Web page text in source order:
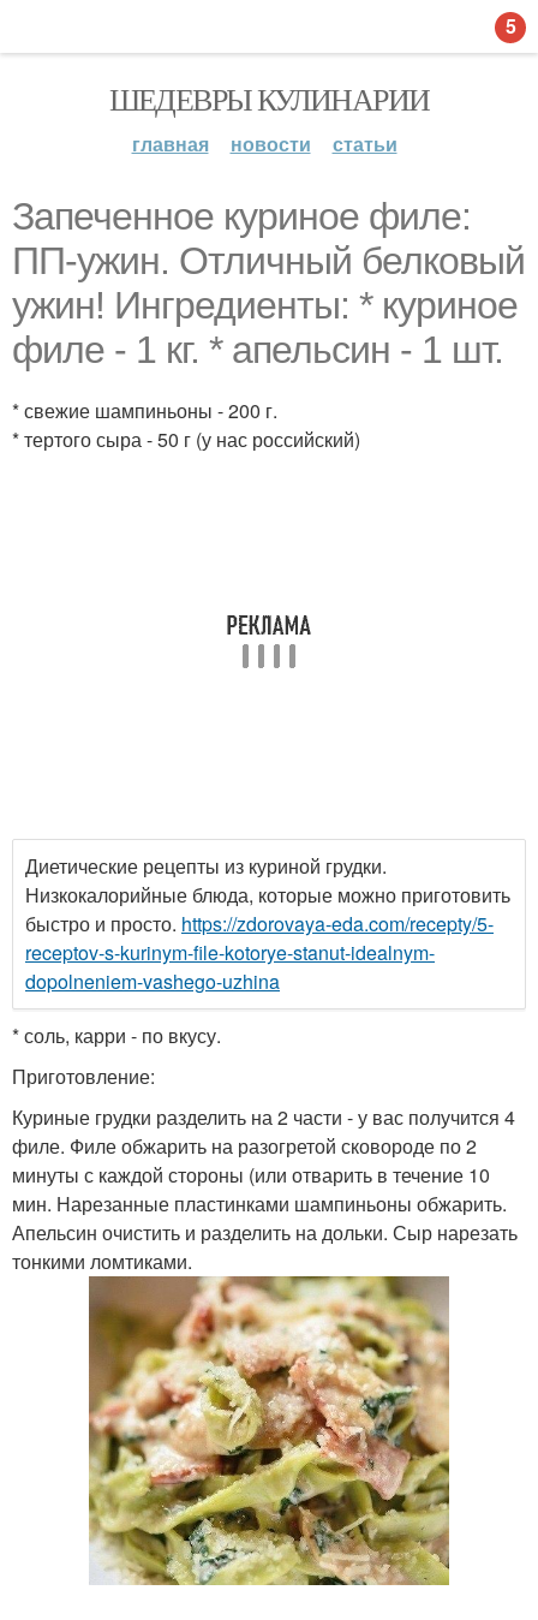
ШЕДЕВРЫ КУЛИНАРИИ
главная новости статьи
Запеченное куриное филе:
ПП-ужин. Отличный белковый
ужин! Ингредиенты: * куриное
филе - 1 кг. * апельсин - 1 шт.
* свежие шампиньоны - 200 г.
* тертого сыра - 50 г (у нас российский)
Диетические рецепты из куриной грудки.
Низкокалорийные блюда, которые можно приготовить
быстро и просто. https://zdorovaya-eda.com/recepty/5-
receptov-s-kurinym-file-kotorye-stanut-idealnym-
dopolneniem-vashego-uzhina
* соль, карри - по вкусу.
Приготовление:
Куриные грудки разделить на 2 части - у вас получится 4
филе. Филе обжарить на разогретой сковороде по 2
минуты с каждой стороны (или отварить в течение 10
мин. Нарезанные пластинками шампиньоны обжарить.
Апельсин очистить и разделить на дольки. Сыр нарезать
тонкими ломтиками.
5